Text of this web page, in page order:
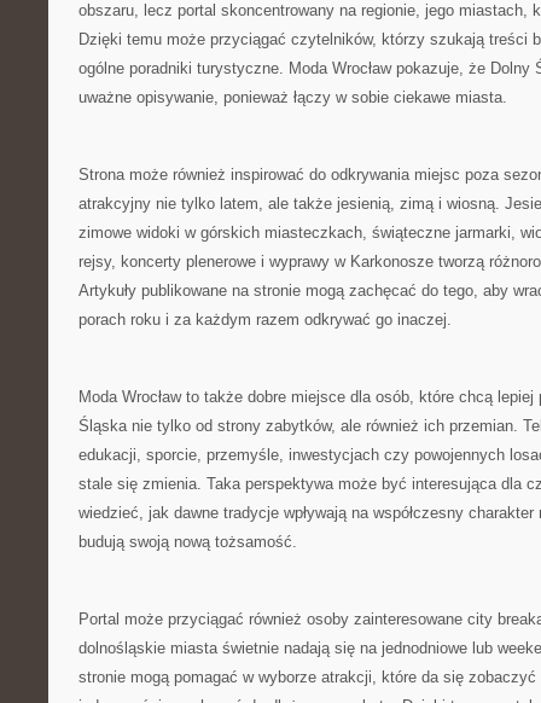
obszaru, lecz portal skoncentrowany na regionie, jego miastach,
Dzięki temu może przyciągać czytelników, którzy szukają treści
ogólne poradniki turystyczne. Moda Wrocław pokazuje, że Dolny
uważne opisywanie, ponieważ łączy w sobie ciekawe miasta.
Strona może również inspirować do odkrywania miejsc poza
atrakcyjny nie tylko latem, ale także jesienią, zimą i wiosną.
zimowe widoki w górskich miasteczkach, świąteczne jarmarki,
rejsy, koncerty plenerowe i wyprawy w Karkonosze tworzą
Artykuły publikowane na stronie mogą zachęcać do tego, aby
porach roku i za każdym razem odkrywać go inaczej.
Moda Wrocław to także dobre miejsce dla osób, które chcą
Śląska nie tylko od strony zabytków, ale również ich przemian.
edukacji, sporcie, przemyśle, inwestycjach czy powojennych
stale się zmienia. Taka perspektywa może być interesująca dla
wiedzieć, jak dawne tradycje wpływają na współczesny
budują swoją nową tożsamość.
Portal może przyciągać również osoby zainteresowane city
dolnośląskie miasta świetnie nadają się na jednodniowe lub
stronie mogą pomagać w wyborze atrakcji, które da się